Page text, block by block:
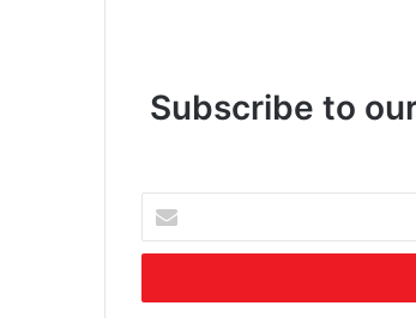
Subscribe to
your
Email